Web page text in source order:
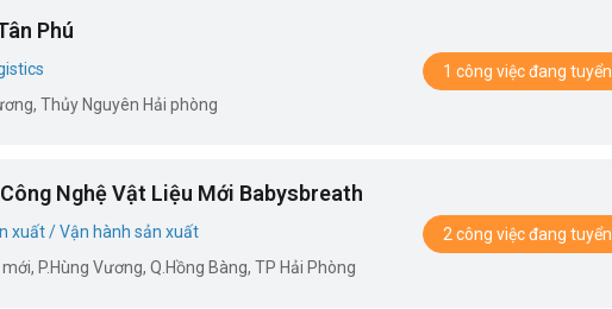
Phú
Thủy Nguyên Hải phòng
1 công việc đang tuyển
Nghệ Vật Liệu Mới Babysbreath
xuất / Vận hành sản xuất
P.Hùng Vương, Q.Hồng Bàng, TP Hải Phòng
2 công việc đang tuyển